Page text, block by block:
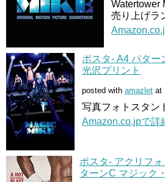
Watertower
売り上げラ
ポスタ- A4 パター
光沢プリント
posted with amazlet at
写真フォトスタン
Amazon.co.jpで詳
ポスタ- アクリフ
ターンC マジック